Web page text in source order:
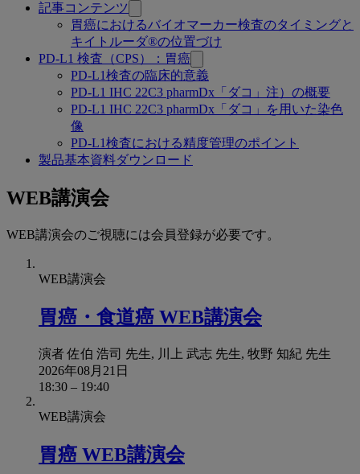
記事コンテンツ
胃癌におけるバイオマーカー検査のタイミングと
キイトルーダ®の位置づけ
PD-L1 検査（CPS）：胃癌
PD-L1検査の臨床的意義
PD-L1 IHC 22C3 pharmDx「ダコ」注）の概要
PD-L1 IHC 22C3 pharmDx「ダコ」を用いた染色
像
PD-L1検査における精度管理のポイント
製品基本資料ダウンロード
WEB講演会
WEB講演会のご視聴には会員登録が必要です。
WEB講演会
胃癌・食道癌 WEB講演会
演者佐伯 浩司 先生, 川上 武志 先生, 牧野 知紀 先生
2026年08月21日
18:30 – 19:40
WEB講演会
胃癌 WEB講演会